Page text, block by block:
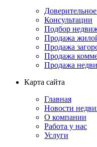
Консультации
Подбор
Продажа
Продажа
Продажа
Продажа
Карта сайта
Главная
Новости
О компании
Работа у нас
Услуги